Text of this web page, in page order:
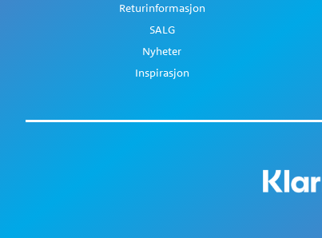
Returinformasjon
SALG
Nyheter
Inspirasjon